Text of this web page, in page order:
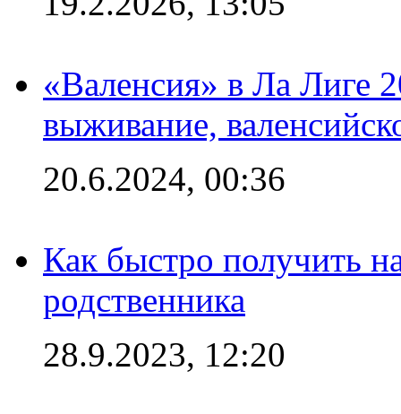
«Валенсия» в Ла Лиге
выживание,
20.6.2024, 00:36
Как быстро получить
родственника
28.9.2023, 12:20